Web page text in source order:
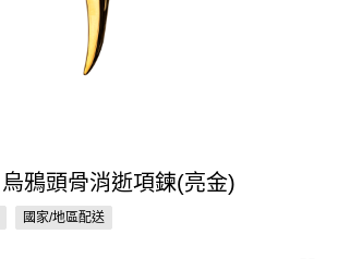
烏鴉頭骨消逝項鍊(亮金)
國家/地區配送